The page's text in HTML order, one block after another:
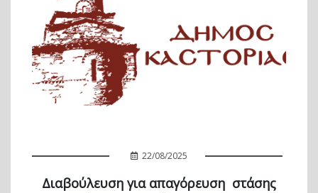
22/08/2025
Διαβούλευση για απαγόρευση στάσης